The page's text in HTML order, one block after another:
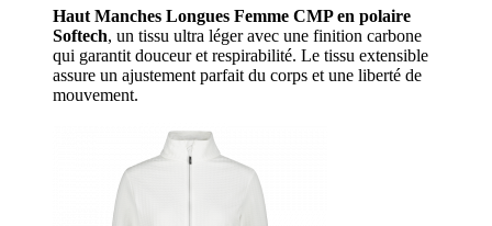
Haut Manches Longues Femme CMP en polaire
Softech, un tissu ultra léger avec une finition carbone
qui garantit douceur et respirabilité. Le tissu extensible
assure un ajustement parfait du corps et une liberté de
mouvement.